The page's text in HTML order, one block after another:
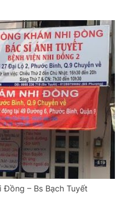
Đồng – Bs Bạch Tuyết